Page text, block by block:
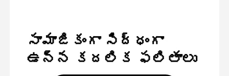
సామాజికంగా సిద్ధంగా
ఉన్న కదలిక ఫలితాలు